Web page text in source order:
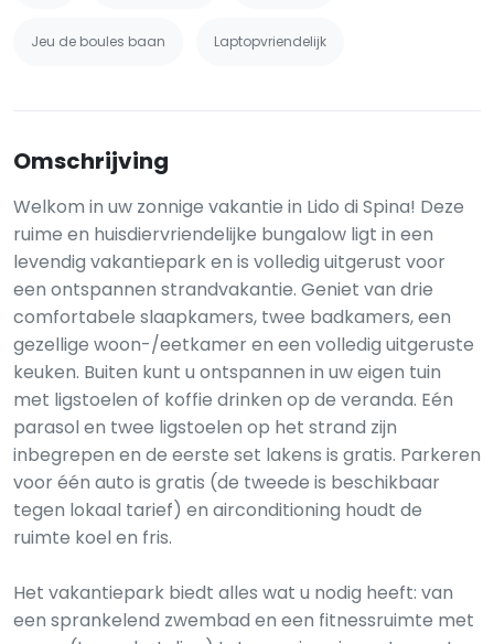
Jeu de boules baan Laptopvriendelijk
Omschrijving
Welkom in uw zonnige vakantie in Lido di Spina! Deze
ruime en huisdiervriendelijke bungalow ligt in een
levendig vakantiepark en is volledig uitgerust voor
een ontspannen strandvakantie. Geniet van drie
comfortabele slaapkamers, twee badkamers, een
gezellige woon-/eetkamer en een volledig uitgeruste
keuken. Buiten kunt u ontspannen in uw eigen tuin
met ligstoelen of koffie drinken op de veranda. Eén
parasol en twee ligstoelen op het strand zijn
inbegrepen en de eerste set lakens is gratis. Parkeren
voor één auto is gratis (de tweede is beschikbaar
tegen lokaal tarief) en airconditioning houdt de
ruimte koel en fris.
Het vakantiepark biedt alles wat u nodig heeft: van
een sprankelend zwembad en een fitnessruimte met